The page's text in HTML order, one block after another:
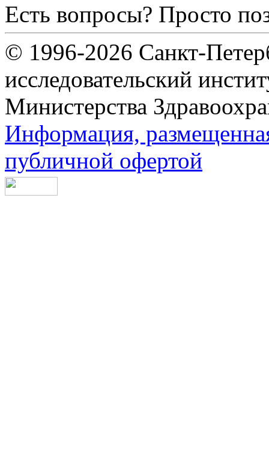
Есть вопросы? Просто
© 1996-2026 Санкт-
исследовательский
Министерства
Информация,
публичной офертой